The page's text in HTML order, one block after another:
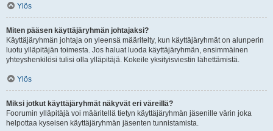
Ylös
Miten pääsen käyttäjäryhmän johtajaksi?
Käyttäjäryhmän johtaja on yleensä määritelty, kun käyttäjäryhmät on alunperin
luotu ylläpitäjän toimesta. Jos haluat luoda käyttäjäryhmän, ensimmäinen
yhteyshenkilösi tulisi olla ylläpitäjä. Kokeile yksityisviestin lähettämistä.
Ylös
Miksi jotkut käyttäjäryhmät näkyvät eri väreillä?
Foorumin ylläpitäjä voi määritellä tietyn käyttäjäryhmän jäsenille värin joka
helpottaa kyseisen käyttäjäryhmän jäsenten tunnistamista.